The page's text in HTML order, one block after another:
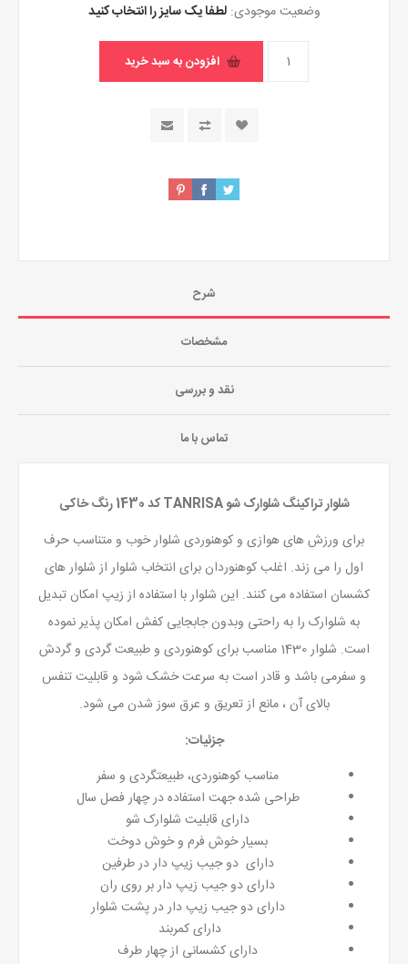
وضعیت موجودی: لطفا یک سایز را انتخاب کنید
شرح
مشخصات
نقد و بررسی
تماس با ما
شلوار تراکینگ شلوارک شو TANRISA کد 1430 رنگ خاکی
برای ورزش های هوازی و کوهنوردی شلوار خوب و متناسب حرف
اول را می زند. اغلب کوهنوردان برای انتخاب شلوار از شلوار های
کشسان استفاده می کنند. این شلوار با استفاده از زیپ امکان تبدیل
به شلوارک را به راحتی وبدون جابجایی کفش امکان پذیر نموده
است. شلوار 1430 مناسب برای کوهنوردی و طبیعت گردی و گردش
و سفرمی باشد و قادر است به سرعت خشک شود و قابلیت تنفس
بالای آن ، مانع از تعریق و عرق سوز شدن می شود.
جزئیات:
مناسب کوهنوردی، طبیعتگردی و سفر
طراحی شده جهت استفاده در چهار فصل سال
دارای قابلیت شلوارک شو
بسیار خوش فرم و خوش دوخت
دارای دو جیب زیپ دار در طرفین
دارای دو جیب زیپ دار بر روی ران
دارای دو جیب زیپ دار در پشت شلوار
دارای کمربند
دارای کشسانی از چهار طرف